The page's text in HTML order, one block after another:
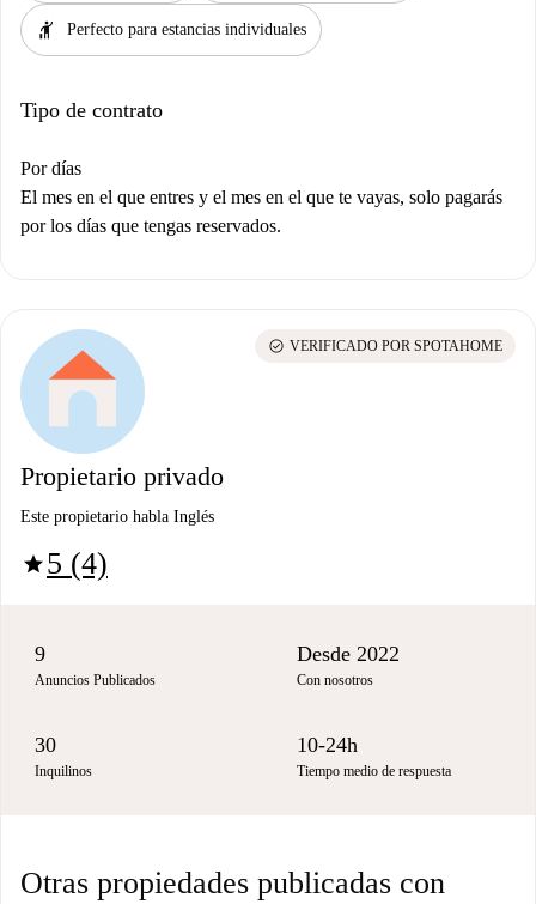
hail Perfecto para estancias individuales
Tipo de contrato
Por días
El mes en el que entres y el mes en el que te vayas, solo pagarás
por los días que tengas reservados.
Propietario privado
Este propietario habla Inglés
star5 (4)
check_circle VERIFICADO POR SPOTAHOME
9
Anuncios Publicados
Desde 2022
Con nosotros
30
Inquilinos
10-24h
Tiempo medio de respuesta
Otras propiedades publicadas con